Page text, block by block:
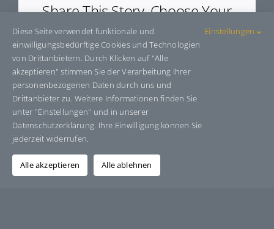
Share This Story, Choose Your
Platform!
Facebook Bluesky WhatsAppTelegram
E-
Mail
Über den Autor: Grafik-Design-Jutta-Sucker
Diese Seite verwendet funktionale und
einwilligungsbedürftige Cookies und Technologien
von Drittanbietern. Durch Klicken auf "Alle
akzeptieren" stimmen Sie der Verarbeitung Ihrer
personenbezogenen Daten durch uns und
Drittanbieter zu. Weitere Informationen finden Sie
unter "Einstellungen" und in unserer
Datenschutzerklärung. Ihre Einwilligung können Sie
jederzeit widerrufen.
Einstellungen
Alle akzeptieren Alle ablehnen